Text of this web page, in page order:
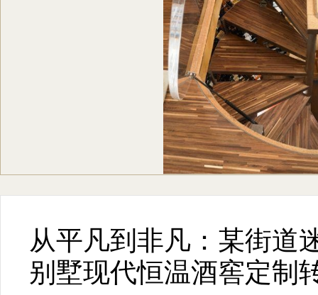
从平凡到非凡：某街道
别墅现代恒温酒窖定制